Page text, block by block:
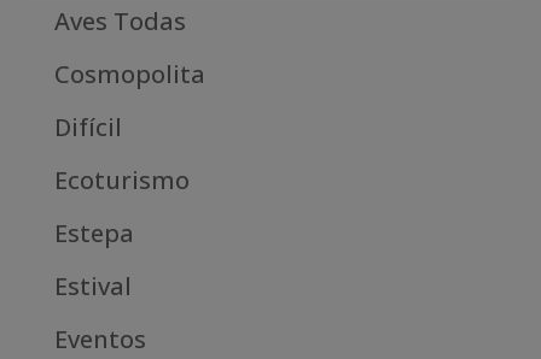
Aves Todas
Cosmopolita
Difícil
Ecoturismo
Estepa
Estival
Eventos